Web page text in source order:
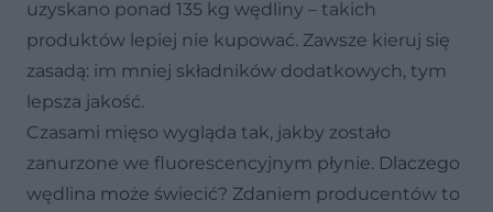
uzyskano ponad 135 kg wędliny – takich
produktów lepiej nie kupować. Zawsze kieruj się
zasadą: im mniej składników dodatkowych, tym
lepsza jakość.
Czasami mięso wygląda tak, jakby zostało
zanurzone we fluorescencyjnym płynie. Dlaczego
wędlina może świecić? Zdaniem producentów to